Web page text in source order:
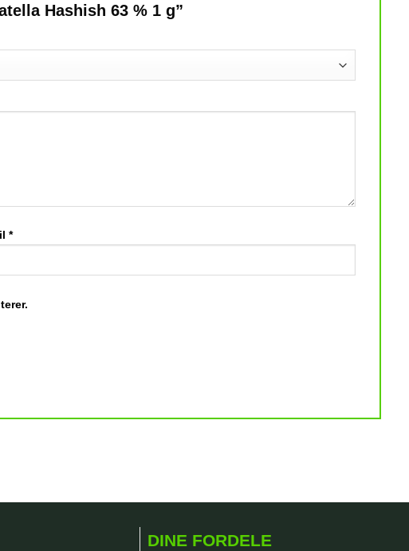
Hashish 63 % 1 g”
*
DINE FORDELE